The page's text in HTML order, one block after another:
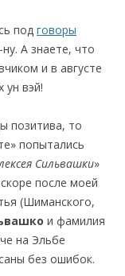
под говоры
А знаете, что
и в августе
ун вэй!
позитива, то
попытались
Сильвашки»
после моей
(Шиманского,
и фамилия
на Эльбе
без ошибок.